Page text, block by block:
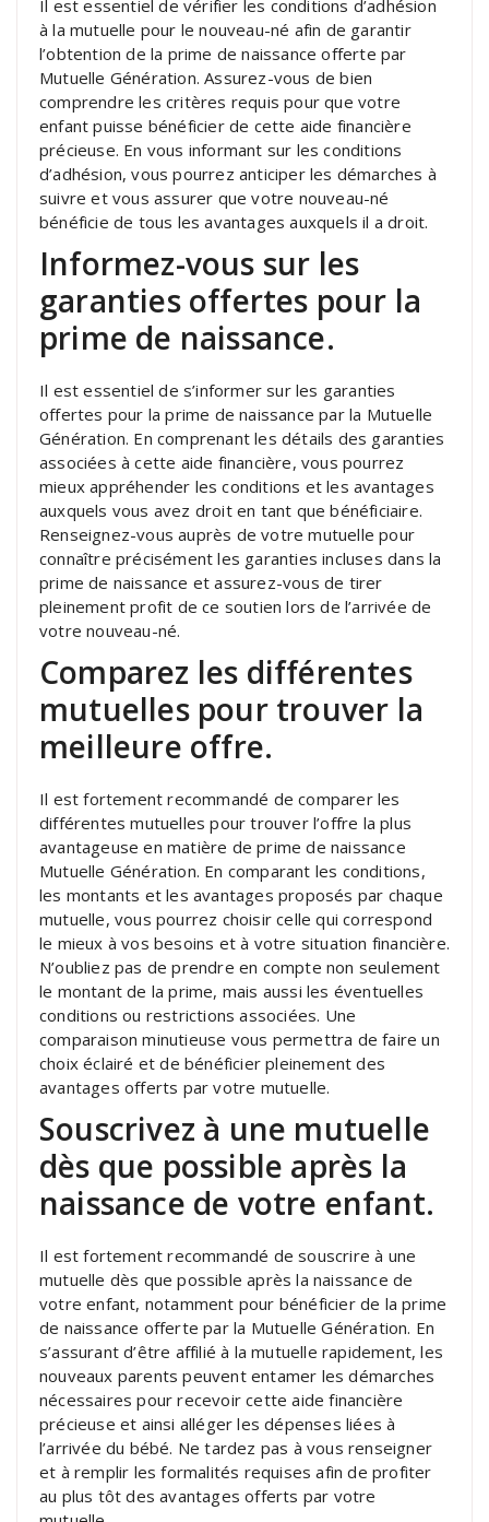
Il est essentiel de vérifier les conditions d’adhésion
à la mutuelle pour le nouveau-né afin de garantir
l’obtention de la prime de naissance offerte par
Mutuelle Génération. Assurez-vous de bien
comprendre les critères requis pour que votre
enfant puisse bénéficier de cette aide financière
précieuse. En vous informant sur les conditions
d’adhésion, vous pourrez anticiper les démarches à
suivre et vous assurer que votre nouveau-né
bénéficie de tous les avantages auxquels il a droit.
Informez-vous sur les
garanties offertes pour la
prime de naissance.
Il est essentiel de s’informer sur les garanties
offertes pour la prime de naissance par la Mutuelle
Génération. En comprenant les détails des garanties
associées à cette aide financière, vous pourrez
mieux appréhender les conditions et les avantages
auxquels vous avez droit en tant que bénéficiaire.
Renseignez-vous auprès de votre mutuelle pour
connaître précisément les garanties incluses dans la
prime de naissance et assurez-vous de tirer
pleinement profit de ce soutien lors de l’arrivée de
votre nouveau-né.
Comparez les différentes
mutuelles pour trouver la
meilleure offre.
Il est fortement recommandé de comparer les
différentes mutuelles pour trouver l’offre la plus
avantageuse en matière de prime de naissance
Mutuelle Génération. En comparant les conditions,
les montants et les avantages proposés par chaque
mutuelle, vous pourrez choisir celle qui correspond
le mieux à vos besoins et à votre situation financière.
N’oubliez pas de prendre en compte non seulement
le montant de la prime, mais aussi les éventuelles
conditions ou restrictions associées. Une
comparaison minutieuse vous permettra de faire un
choix éclairé et de bénéficier pleinement des
avantages offerts par votre mutuelle.
Souscrivez à une mutuelle
dès que possible après la
naissance de votre enfant.
Il est fortement recommandé de souscrire à une
mutuelle dès que possible après la naissance de
votre enfant, notamment pour bénéficier de la prime
de naissance offerte par la Mutuelle Génération. En
s’assurant d’être affilié à la mutuelle rapidement, les
nouveaux parents peuvent entamer les démarches
nécessaires pour recevoir cette aide financière
précieuse et ainsi alléger les dépenses liées à
l’arrivée du bébé. Ne tardez pas à vous renseigner
et à remplir les formalités requises afin de profiter
au plus tôt des avantages offerts par votre